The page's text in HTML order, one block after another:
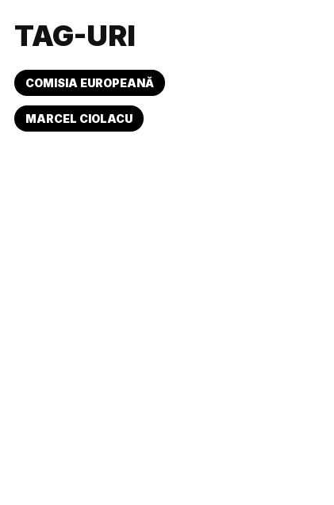
TAG-URI
COMISIA EUROPEANĂ
MARCEL CIOLACU